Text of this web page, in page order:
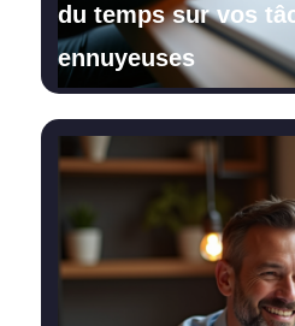
du temps sur vos
ennuyeuses